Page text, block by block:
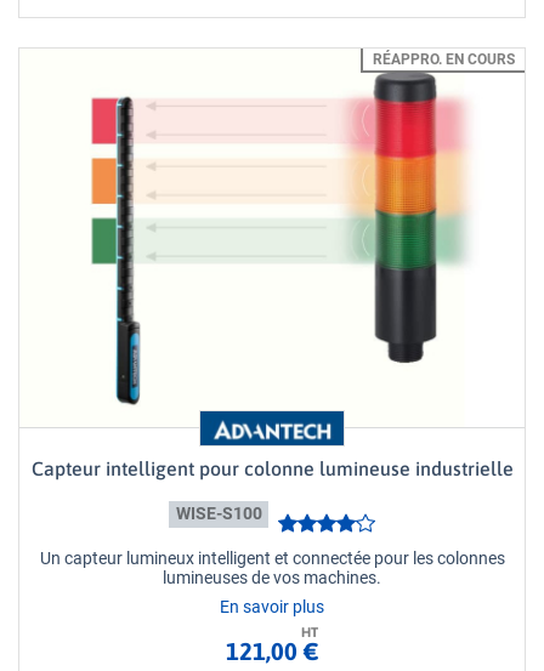
RÉAPPRO. EN COURS
Capteur intelligent pour colonne lumineuse industrielle
WISE-S100
Un capteur lumineux intelligent et connectée pour les colonnes
lumineuses de vos machines.
En savoir plus
HT
121,00 €